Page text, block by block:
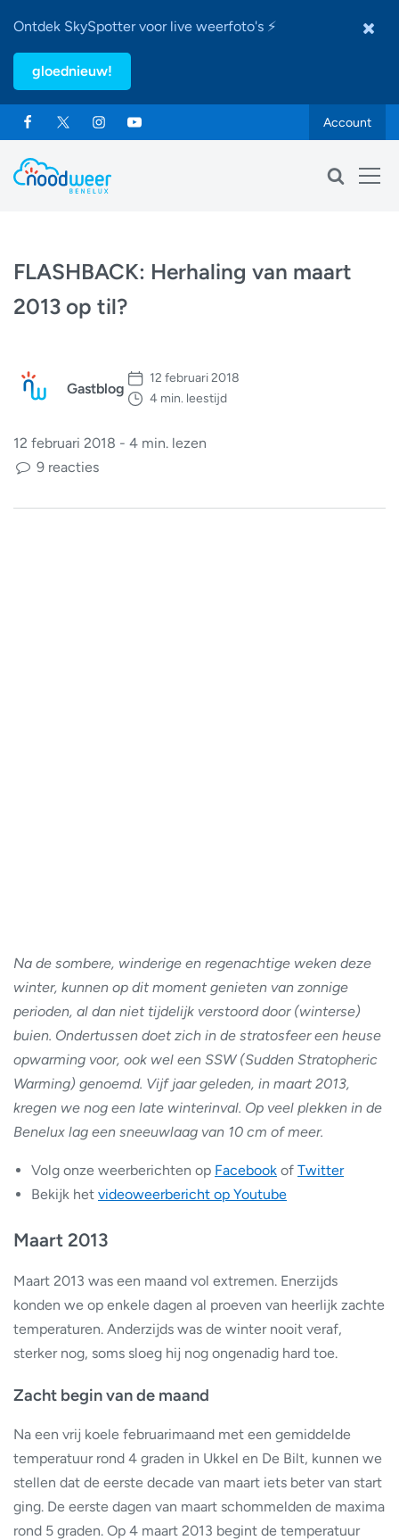
Ontdek SkySpotter voor live weerfoto's ⚡
gloednieuw!
Account
FLASHBACK: Herhaling van maart
2013 op til?
Gastblog
12 februari 2018
4 min. leestijd
12 februari 2018 - 4 min. lezen
9 reacties
Na de sombere, winderige en regenachtige weken deze
winter, kunnen op dit moment genieten van zonnige
perioden, al dan niet tijdelijk verstoord door (winterse)
buien. Ondertussen doet zich in de stratosfeer een heuse
opwarming voor, ook wel een SSW (Sudden Stratopheric
Warming) genoemd. Vijf jaar geleden, in maart 2013,
kregen we nog een late winterinval. Op veel plekken in de
Benelux lag een sneeuwlaag van 10 cm of meer.
Volg onze weerberichten op Facebook of Twitter
Bekijk het videoweerbericht op Youtube
Maart 2013
Maart 2013 was een maand vol extremen. Enerzijds
konden we op enkele dagen al proeven van heerlijk zachte
temperaturen. Anderzijds was de winter nooit veraf,
sterker nog, soms sloeg hij nog ongenadig hard toe.
Zacht begin van de maand
Na een vrij koele februarimaand met een gemiddelde
temperatuur rond 4 graden in Ukkel en De Bilt, kunnen we
stellen dat de eerste decade van maart iets beter van start
ging. De eerste dagen van maart schommelden de maxima
rond 5 graden. Op 4 maart 2013 begint de temperatuur